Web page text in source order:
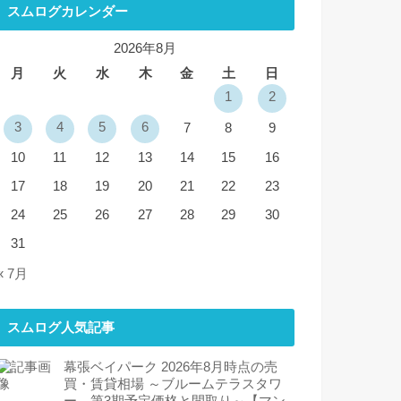
スムログカレンダー
2026年8月
月
火 水 木 金 土
日
1
2
3 4 5 6 7 8 9
10 11 12 13 14 15
16
17
18 19 20 21 22
23
24
25 26 27 28 29
30
31
7月
スムログ人気記事
幕張ベイパーク 2026年8月時点の売
買・賃貸相場 ～ブルームテラスタワ